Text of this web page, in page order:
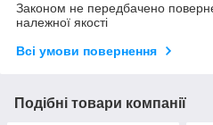
Законом не передбачено
належної якості
Всі умови повернення
Подібні товари компанії